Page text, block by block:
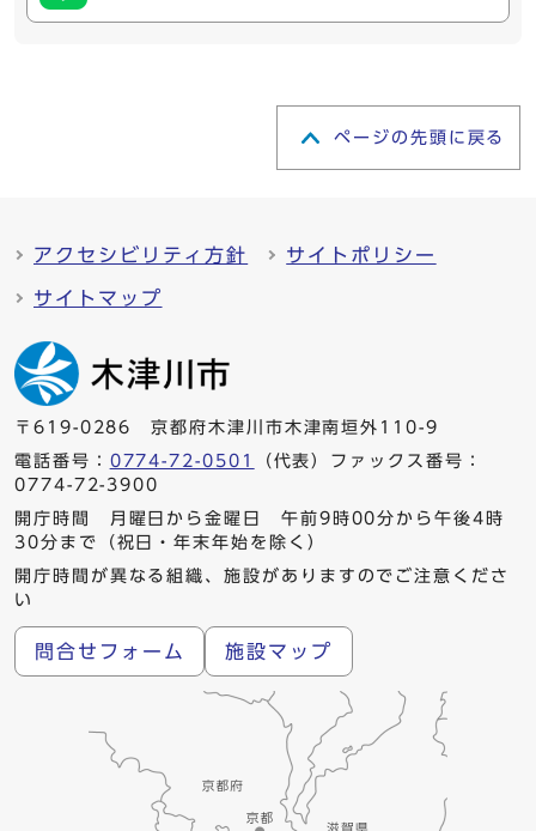
ページの先頭に戻る
アクセシビリティ方針 サイトポリシー
サイトマップ
〒619-0286 京都府木津川市木津南垣外110-9
電話番号： 0774-72-0501
（代表）ファックス番号：
0774-72-3900
開庁時間 月曜日から金曜日 午前9時00分から午後4時
30分まで（祝日・年末年始を除く）
開庁時間が異なる組織、施設がありますのでご注意くださ
い
問合せフォーム 施設マップ